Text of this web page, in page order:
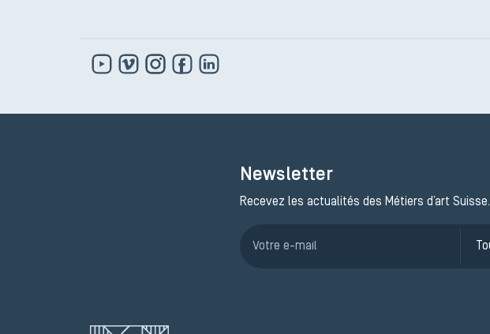
Newsletter
Recevez les actualités des Métiers d’art Suisse.